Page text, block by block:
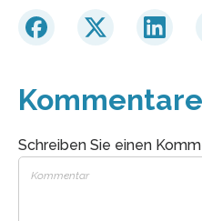
Schreiben Sie einen